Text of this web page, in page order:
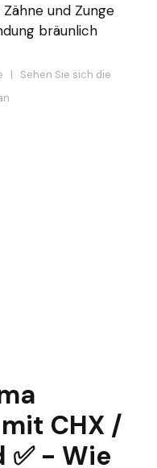
und Zunge
bräunlich
| Sehen Sie sich die
CHX /
✅ - Wie